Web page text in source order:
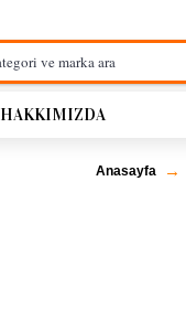
HAKKIMIZDA
Anasayfa